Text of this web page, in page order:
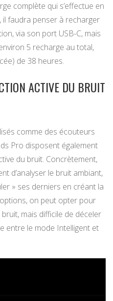
complète qui s’effectue en
il faudra penser à recharger
via son port USB-C, mais
5 recharge au total,
de 38 heures.
ACTIVE DU BRUIT
comme des écouteurs
Pro disposent également
du bruit. Concrètement,
d’analyser le bruit ambiant,
» ses derniers en créant la
on peut opter pour
mais difficile de déceler
entre le mode Intelligent et